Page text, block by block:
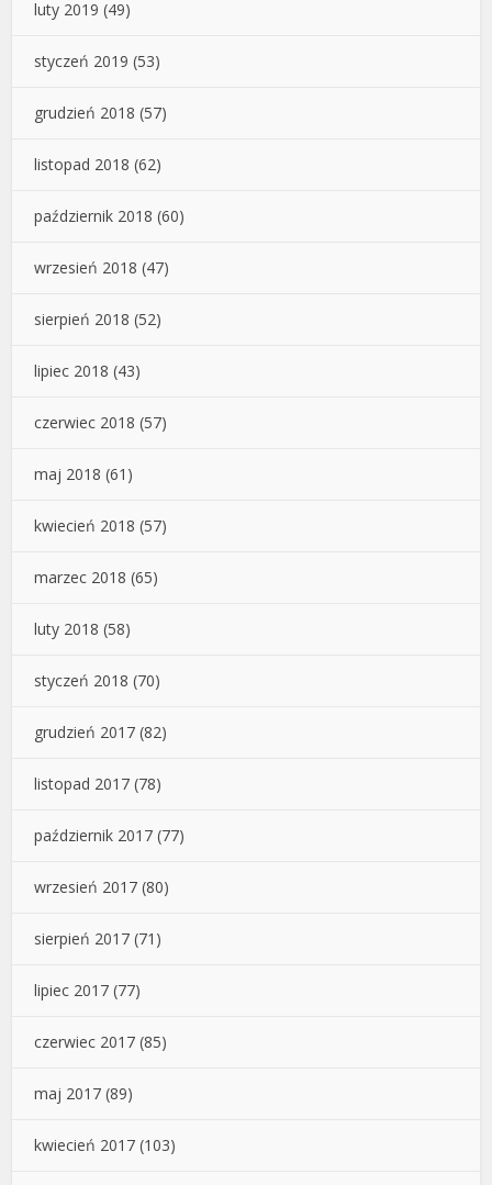
luty 2019 (49)
styczeń 2019 (53)
grudzień 2018 (57)
listopad 2018 (62)
październik 2018 (60)
wrzesień 2018 (47)
sierpień 2018 (52)
lipiec 2018 (43)
czerwiec 2018 (57)
maj 2018 (61)
kwiecień 2018 (57)
marzec 2018 (65)
luty 2018 (58)
styczeń 2018 (70)
grudzień 2017 (82)
listopad 2017 (78)
październik 2017 (77)
wrzesień 2017 (80)
sierpień 2017 (71)
lipiec 2017 (77)
czerwiec 2017 (85)
maj 2017 (89)
kwiecień 2017 (103)